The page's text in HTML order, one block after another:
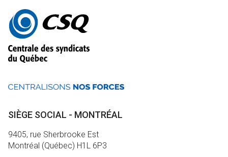
Autres
informations
SIÈGE SOCIAL - MONTRÉAL
9405, rue Sherbrooke Est
Montréal (Québec) H1L 6P3